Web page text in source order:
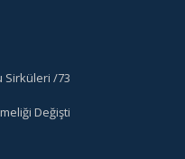
Sirküleri /73
Değişti